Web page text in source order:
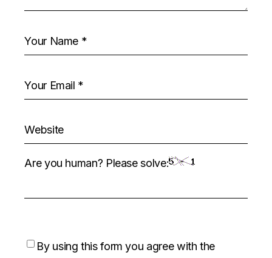
Are you human? Please solve:
By using this form you agree with the